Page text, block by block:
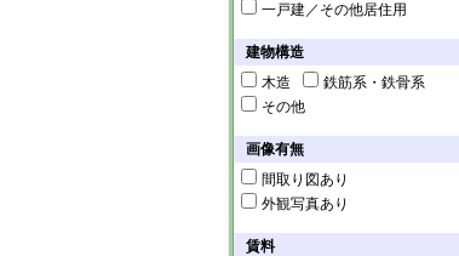
一戸建／その他居住用
建物構造
木造
鉄筋系・鉄骨系
その他
画像有無
間取り図あり
外観写真あり
賃料